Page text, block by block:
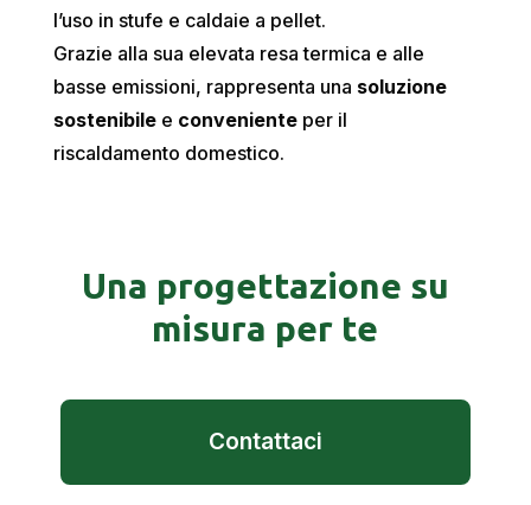
l’uso in stufe e caldaie a pellet.
Grazie alla sua elevata resa termica e alle
basse emissioni, rappresenta una soluzione
sostenibile e convenienteper il
riscaldamento domestico.
Una progettazione su
misura per te
Contattaci